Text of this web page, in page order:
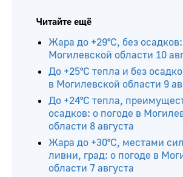
Читайте ещё
Жара до +29°С, без
Могилевской области 10
До +25°С тепла и без
в Могилевской области 9
До +24°С тепла,
осадков: о погоде в
области 8 августа
Жара до +30°С, местами
ливни, град: о погоде в
области 7 августа